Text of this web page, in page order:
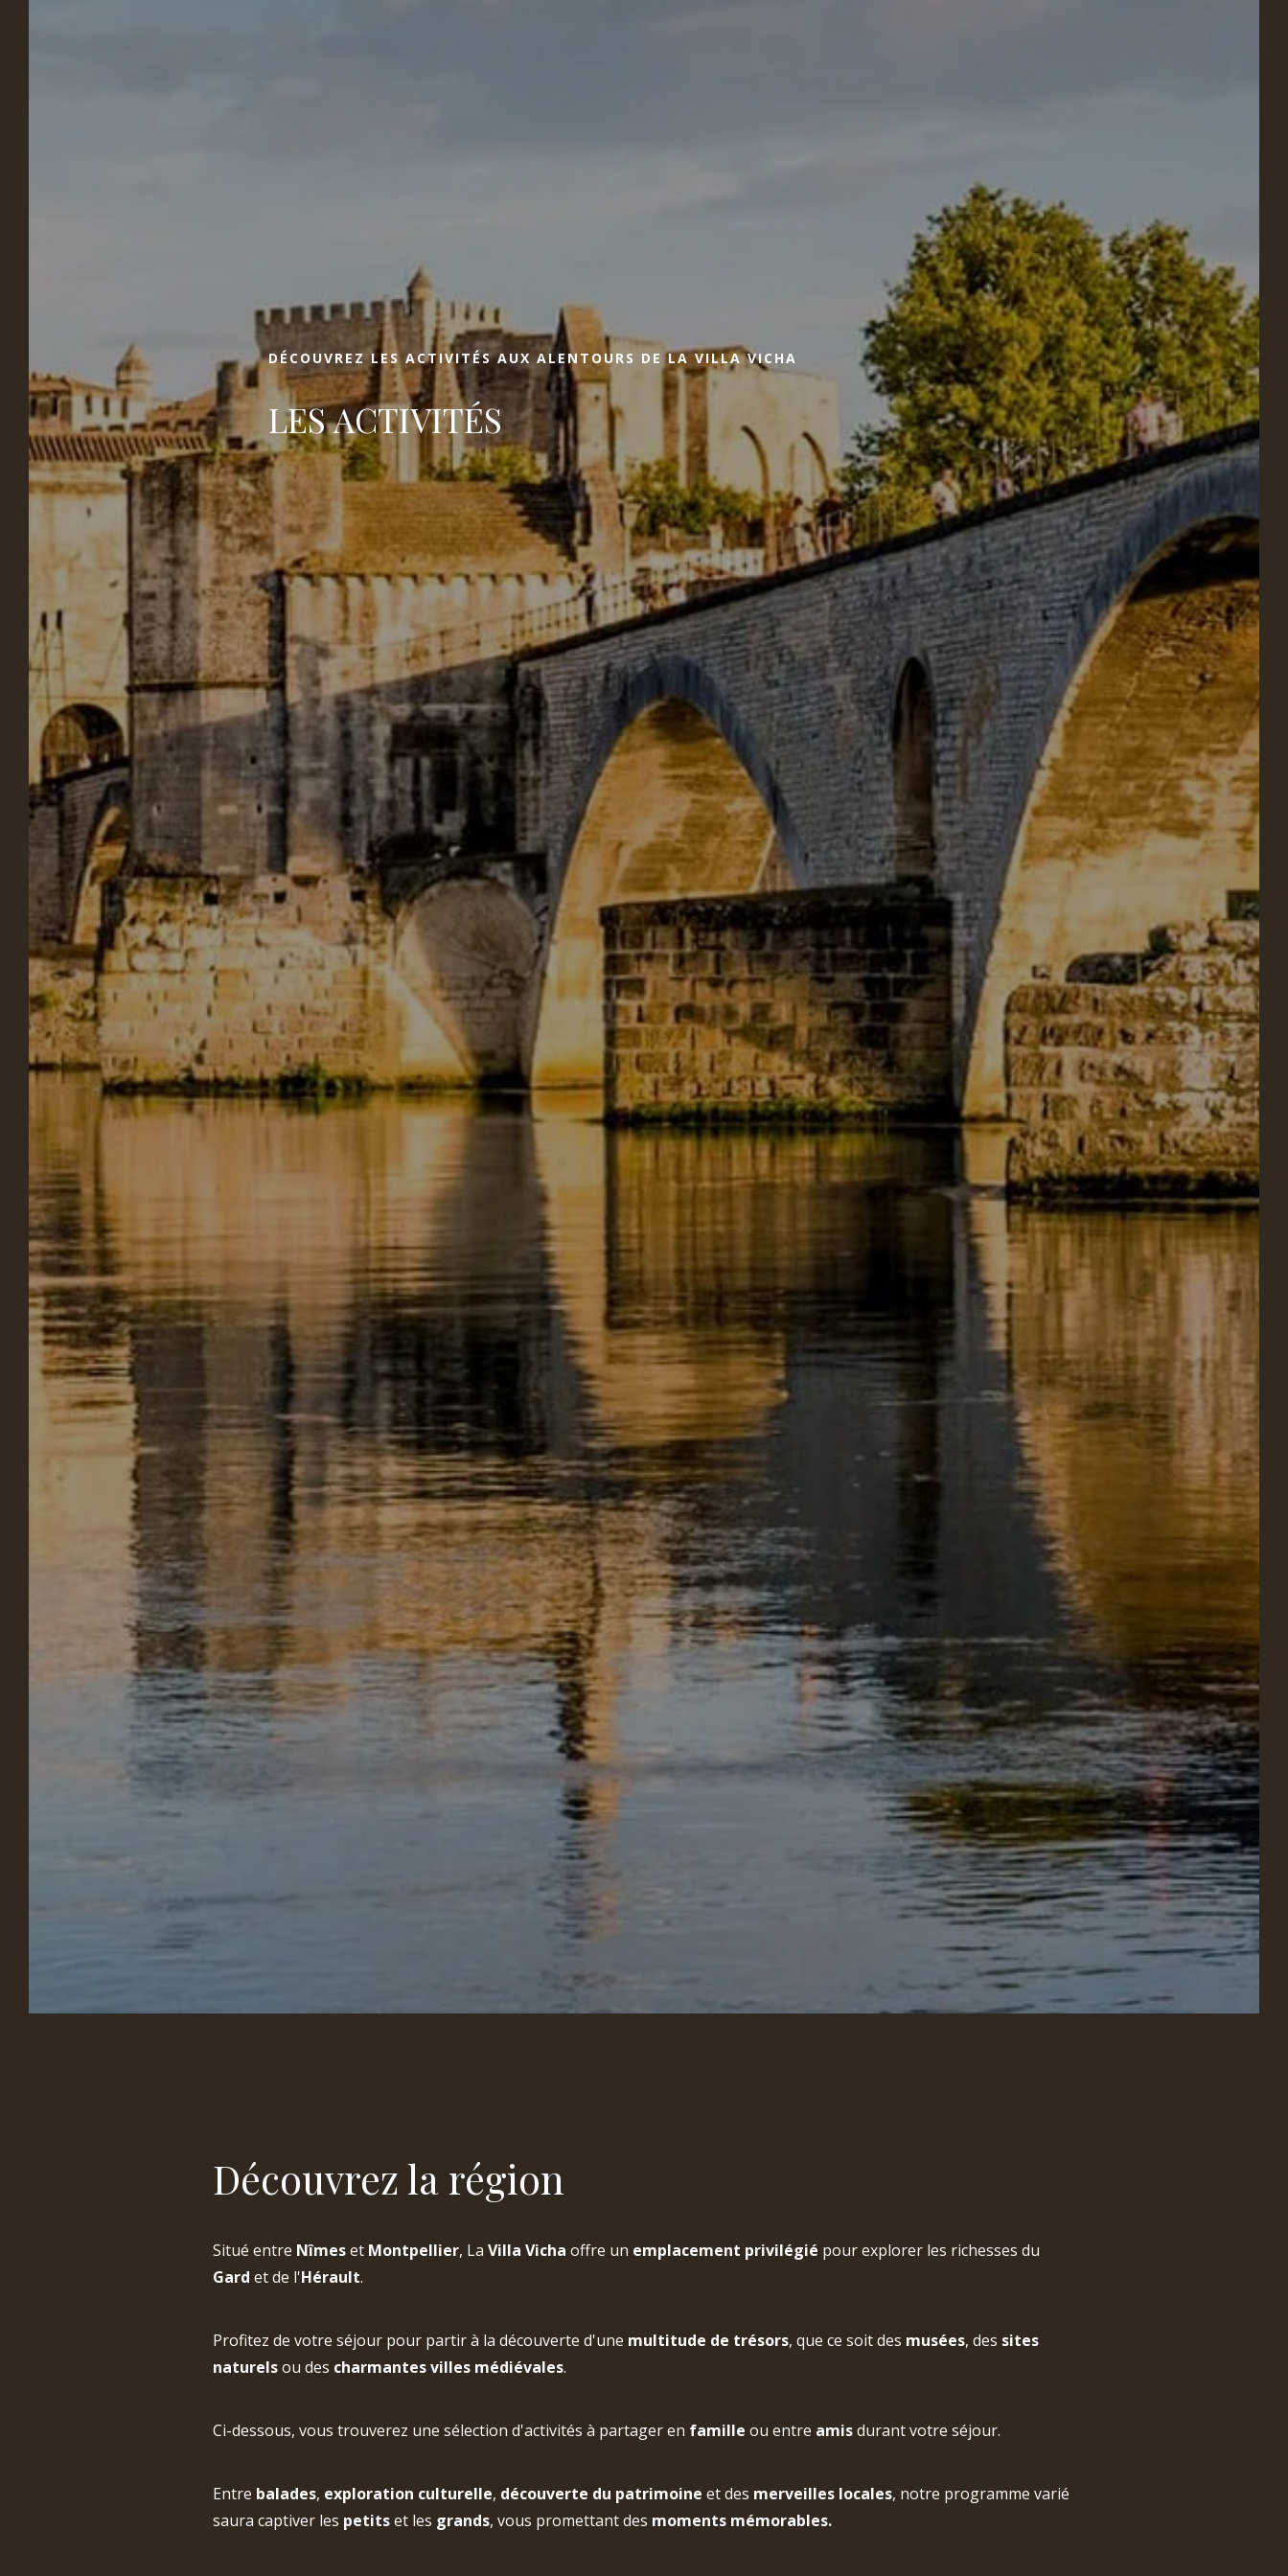
NOTRE
ÉTABLISSEMENT
NOS HÉBERGEMENTS NOTRE RESTAURATION DÉTENTE & BIEN-ÊTRE
TOURISME
LA RÉGION
LES ACTIVITÉS
expérience unique et indépendante. Nous
proposons de nombreux services pour
agrémenter votre week-end, vos vacances
ou votre voyage d'affaires.
DÉCOUVREZ LES ACTIVITÉS AUX ALENTOURS DE LA VILLA VICHA
LES ACTIVITÉS
Découvrez la région
Situé entre Nîmeset Montpellier, La Villa Vicha offre un emplacement privilégié pour explorer les richesses du
Gard et de l'Hérault.
Profitez de votre séjour pour partir à la découverte d'une multitude de trésors, que ce soit des musées, des sites
naturelsou des charmantes villes médiévales.
Ci-dessous, vous trouverez une sélection d'activités à partager en famille ou entre amisdurant votre séjour.
Entre balades, exploration culturelle, découverte du patrimoine et des merveilles locales, notre programme varié
saura captiver les petitset les grands, vous promettant des moments mémorables.